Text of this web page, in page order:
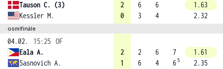
Tauson C. (3)
Kessler M.
2
0
6
3
6
4
1.63
2.32
osmifinále
04.02. 15:25 OF
Eala A.
Sasnovich A.
2
1
2
6
6
4
7
6 5
1.61
2.35